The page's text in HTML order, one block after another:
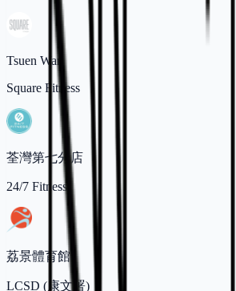
Tsuen Wan
Square Fitness
荃灣第七分店
24/7 Fitness
荔景體育館
LCSD (康文署)